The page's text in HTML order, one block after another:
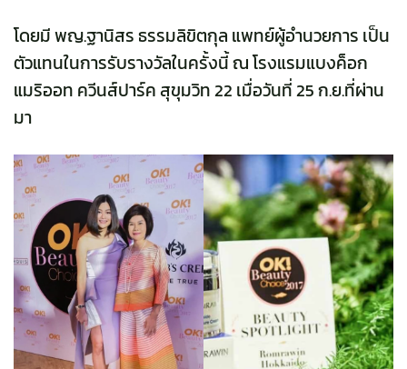
โดยมี พญ.ฐานิสร ธรรมลิขิตกุล แพทย์ผู้อำนวยการ เป็น
ตัวแทนในการรับรางวัลในครั้งนี้ ณ โรงแรมแบงค็อก
แมริออท ควีนส์ปาร์ค สุขุมวิท 22 เมื่อวันที่ 25 ก.ย.ที่ผ่าน
มา